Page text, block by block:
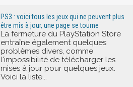
PS3 : voici tous les jeux qui ne peuvent plus
être mis à jour, une page se tourne
La fermeture du PlayStation Store
entraîne également quelques
problèmes divers, comme
l'impossibilité de télécharger les
mises à jour pour quelques jeux.
Voici la liste...